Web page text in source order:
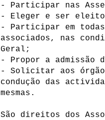
- Participar nas
- Eleger e ser eleito
- Participar em todas
associados, nas
Geral;
- Propor a admissão
- Solicitar aos
condução das
mesmas.
São direitos dos